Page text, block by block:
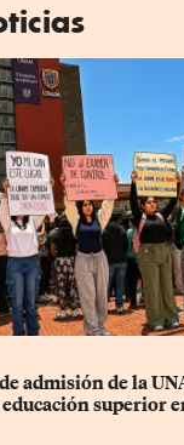
admisión de la
superior